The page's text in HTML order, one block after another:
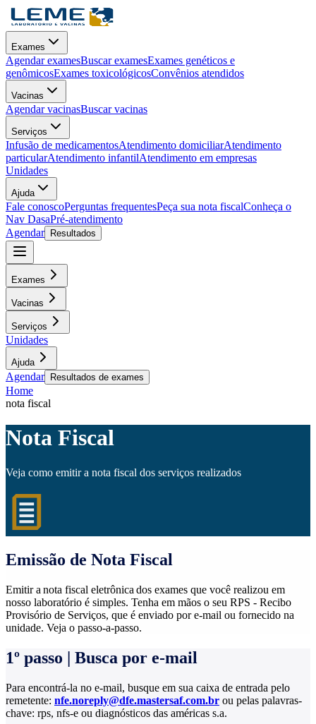
Exames
Agendar examesBuscar examesExames genéticos e
genômicosExames toxicológicosConvênios atendidos
Vacinas
Agendar vacinasBuscar vacinas
Serviços
Infusão de medicamentosAtendimento domiciliarAtendimento
particularAtendimento infantilAtendimento em empresas
Unidades
Ajuda
Fale conoscoPerguntas frequentesPeça sua nota fiscalConheça o
Nav DasaPré-atendimento
Agendar
Resultados
Exames
Vacinas
Serviços
Unidades
Ajuda
Agendar Resultados de exames
Home
nota fiscal
Nota Fiscal
Veja como emitir a nota fiscal dos serviços realizados
Emissão de Nota Fiscal
Emitir a nota fiscal eletrônica dos exames que você realizou em
nosso laboratório é simples. Tenha em mãos o seu RPS - Recibo
Provisório de Serviços, que é enviado por e-mail ou fornecido na
unidade. Veja o passo-a-passo.
1º passo | Busca por e-mail
Para encontrá-la no e-mail, busque em sua caixa de entrada pelo
remetente: nfe.noreply@dfe.mastersaf.com.br ou pelas palavras-
chave: rps, nfs-e ou diagnósticos das américas s.a.